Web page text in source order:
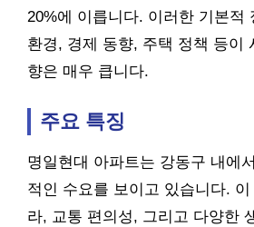
20%에 이릅니다. 이러한 기본적
환경, 경제 동향, 주택 정책 등이
향은 매우 큽니다.
주요 특징
명일현대 아파트는 강동구 내에
적인 수요를 보이고 있습니다.
라, 교통 편의성, 그리고 다양한